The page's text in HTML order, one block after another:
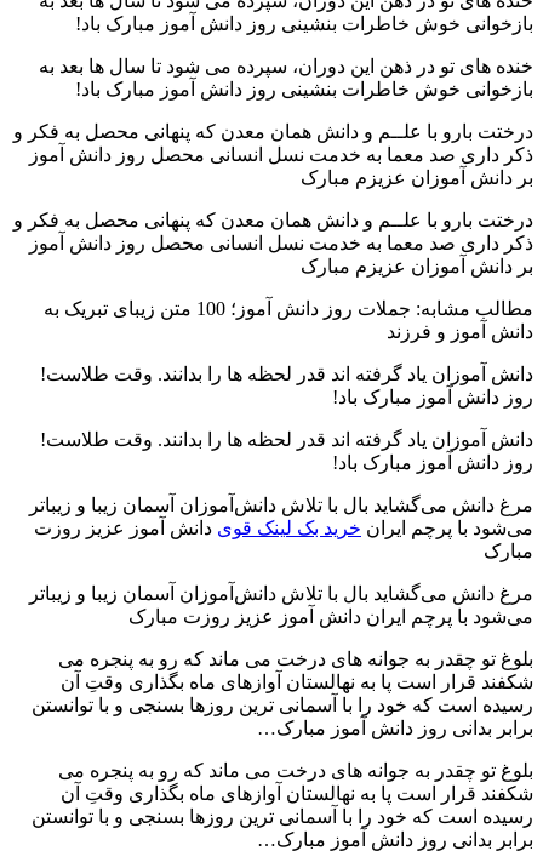
بازخوانی خوش خاطرات بنشینی روز دانش آموز مبارک باد!
خنده های تو در ذهن این دوران، سپرده می شود تا سال ها بعد به
بازخوانی خوش خاطرات بنشینی روز دانش آموز مبارک باد!
درختت بارو با علــم و دانش همان معدن که پنهانی محصل به فکر و
ذکر داری صد معما به خدمت نسل انسانی محصل روز دانش آموز
بر دانش آموزان عزیزم مبارک
درختت بارو با علــم و دانش همان معدن که پنهانی محصل به فکر و
ذکر داری صد معما به خدمت نسل انسانی محصل روز دانش آموز
بر دانش آموزان عزیزم مبارک
مطالب مشابه: جملات روز دانش آموز؛ 100 متن زیبای تبریک به
دانش آموز و فرزند
دانش آموزان یاد گرفته اند قدر لحظه ها را بدانند. وقت طلاست!
روز دانش آموز مبارک باد!
دانش آموزان یاد گرفته اند قدر لحظه ها را بدانند. وقت طلاست!
روز دانش آموز مبارک باد!
مرغ دانش می‌گشاید بال با تلاش دانش‌آموزان آسمان زیبا و زیباتر
می‌شود با پرچم ایران خرید بک لینک قوی دانش‌ آموز عزیز روزت
مبارک
مرغ دانش می‌گشاید بال با تلاش دانش‌آموزان آسمان زیبا و زیباتر
می‌شود با پرچم ایران دانش‌ آموز عزیز روزت مبارک
بلوغ تو چقدر به جوانه های درخت می ماند که رو به پنجره می
شکفند قرار است پا به نهالستان آوازهای ماه بگذاری وقتِ آن
رسیده است که خود را با آسمانی ترین روزها بسنجی و با توانستن
برابر بدانی روز دانش آموز مبارک…
بلوغ تو چقدر به جوانه های درخت می ماند که رو به پنجره می
شکفند قرار است پا به نهالستان آوازهای ماه بگذاری وقتِ آن
رسیده است که خود را با آسمانی ترین روزها بسنجی و با توانستن
برابر بدانی روز دانش آموز مبارک…